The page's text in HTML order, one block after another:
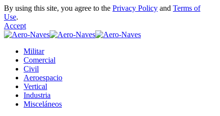
By using this site, you agree to the Privacy Policy and Terms of
Use.
Accept
Militar
Comercial
Civil
Aeroespacio
Vertical
Industria
Misceláneos